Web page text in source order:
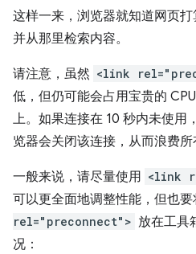
这样一来，浏览器就知道网页打
并从那里检索内容。
请注意，虽然 <link
低，但仍可能会占用宝贵的
上。如果连接在 10 秒内未使用
览器会关闭该连接，从而浪费所
一般来说，请尽量使用 <link
可以更全面地调整性能，但也要
rel="preconnect"> 放在工具
况：